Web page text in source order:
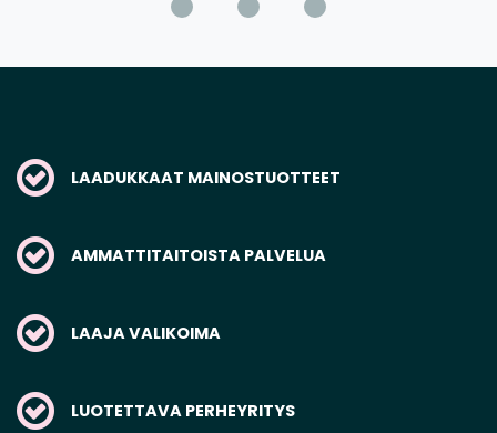
LAADUKKAAT MAINOSTUOTTEET
AMMATTITAITOISTA PALVELUA
LAAJA VALIKOIMA
LUOTETTAVA PERHEYRITYS